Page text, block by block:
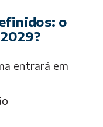
o
entrará em